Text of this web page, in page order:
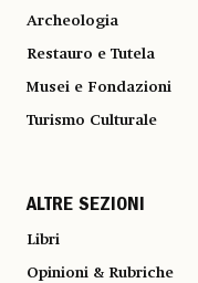
Archeologia
Restauro e Tutela
Musei e Fondazioni
Turismo Culturale
ALTRE SEZIONI
Libri
Opinioni & Rubriche